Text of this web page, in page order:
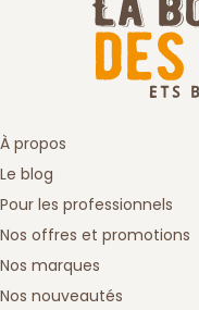
À propos
Le blog
Pour les professionnels
Nos offres et promotions
Nos marques
Nos nouveautés